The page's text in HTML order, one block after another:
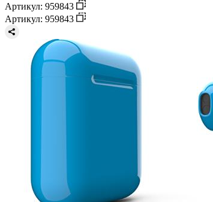
Артикул: 959843
Артикул: 959843